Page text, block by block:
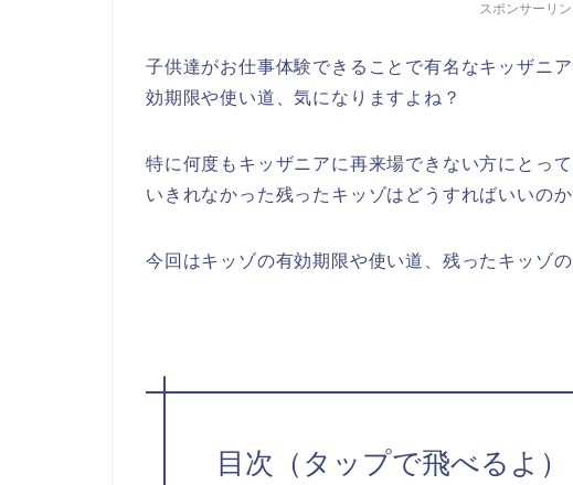
スポンサーリン
子供達がお仕事体験できることで有名なキッザニ
効期限や使い道、気になりますよね？
特に何度もキッザニアに再来場できない方にとっ
いきれなかった残ったキッゾはどうすればいいのか
今回はキッゾの有効期限や使い道、残ったキッゾ
目次（タップで飛べるよ）